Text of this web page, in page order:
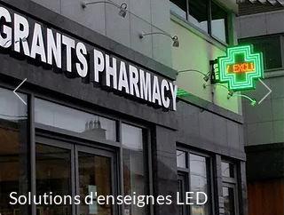
Solutions d'enseignes LED